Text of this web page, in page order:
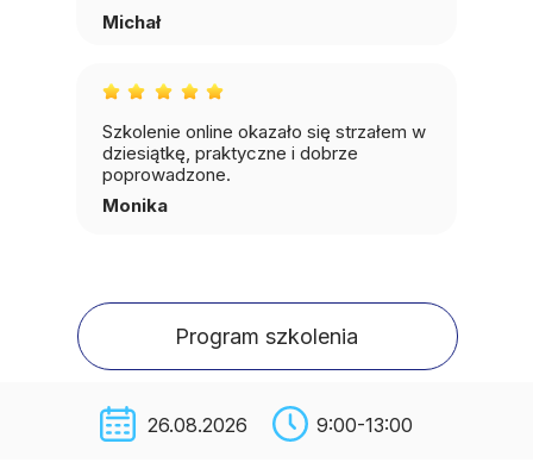
Michał
Monika
Szkolenie online okazało się strzałem w
dziesiątkę, praktyczne i dobrze
poprowadzone.
Program szkolenia
26.08.2026 9:00-13:00